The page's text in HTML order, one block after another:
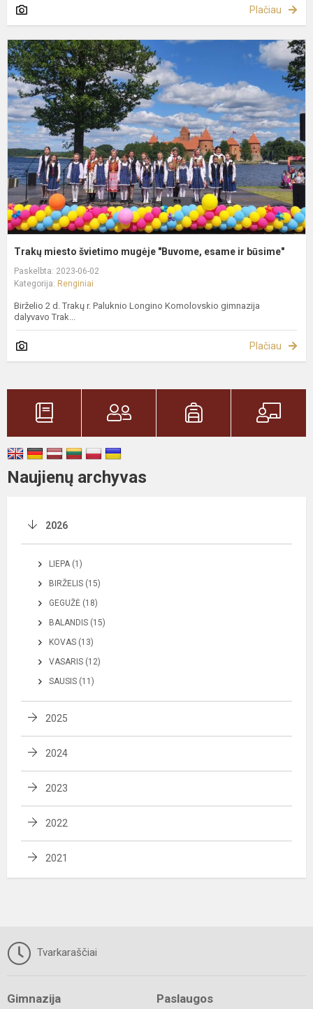
Plačiau
Trakų miesto švietimo mugėje "Buvome, esame ir būsime"
Paskelbta: 2023-06-02
Kategorija: Renginiai
Birželio 2 d. Trakų r. Paluknio Longino Komolovskio gimnazija
dalyvavo Trak...
Plačiau
Naujienų archyvas
2026
LIEPA (1)
BIRŽELIS (15)
GEGUŽĖ (18)
BALANDIS (15)
KOVAS (13)
VASARIS (12)
SAUSIS (11)
2025
2024
2023
2022
2021
Tvarkaraščiai
Gimnazija Paslaugos